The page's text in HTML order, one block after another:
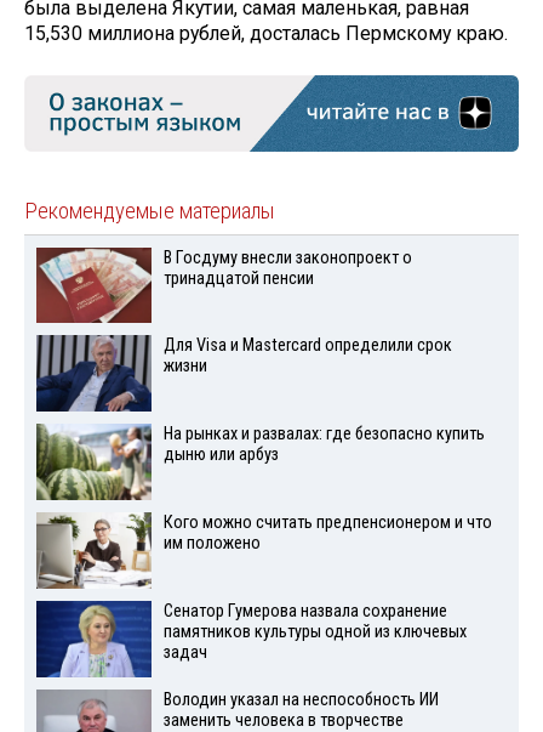
была выделена Якутии, самая маленькая, равная
15,530 миллиона рублей, досталась Пермскому краю.
Рекомендуемые материалы
В Госдуму внесли законопроект о
тринадцатой пенсии
Для Visа и Mastercard определили срок
жизни
На рынках и развалах: где безопасно купить
дыню или арбуз
Кого можно считать предпенсионером и что
им положено
Сенатор Гумерова назвала сохранение
памятников культуры одной из ключевых
задач
Володин указал на неспособность ИИ
заменить человека в творчестве